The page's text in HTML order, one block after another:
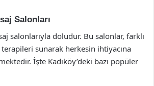
Salonları
salonlarıyla doludur. Bu salonlar, farklı
sunarak herkesin ihtiyacına
İşte Kadıköy’deki bazı popüler